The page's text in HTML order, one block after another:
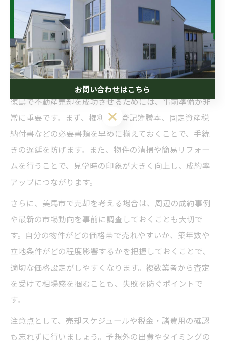
す。成功例としては、複数の買主候補と丁寧に交渉し、
条件を調整することで希望価格に近い成約を実現したケ
ースが挙げられます。交渉前には、事前に自分の譲れな
い条件と妥協できる範囲を整理しておくと安心です。
徳島不動産売却で失敗しない準備法
徳島で不動産売却を成功させるためには、事前準備が非
常に重要です。まず、権利証や登記簿謄本、固定資産税
納付書などの必要書類を早めに揃えておくことで、手続
きの遅延を防げます。また、物件の清掃や簡易リフォー
ムを行うことで、見学時の印象が大きく向上し、成約率
アップにつながります。
さらに、美馬市で売却を考える場合は、周辺の成約事例
や最新の市場動向を事前に調査しておくことも大切で
す。自分の物件がどの価格帯で売れやすいか、築年数や
立地条件がどの程度影響するかを把握しておくことで、
適切な価格設定がしやすくなります。複数業者から査定
を受けて相場感を掴むことも、失敗を防ぐポイントで
す。
注意点として、売却スケジュールや税金・諸費用の確認
も忘れずに行いましょう。予想外の出費やタイミングの
お問い合わせはこちら